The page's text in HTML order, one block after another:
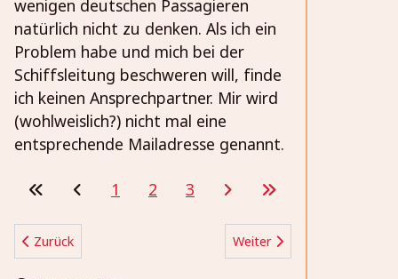
wenigen deutschen Passagieren
natürlich nicht zu denken. Als ich ein
Problem habe und mich bei der
Schiffsleitung beschweren will, finde
ich keinen Ansprechpartner. Mir wird
(wohlweislich?) nicht mal eine
entsprechende Mailadresse genannt.
1 2 3
Vorheriger Beitrag: Thomas Mann in Nida
Zurück Nächster Beitrag: Das
Weiter